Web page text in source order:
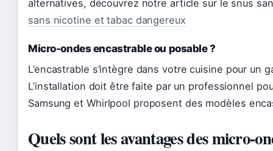
alternatives, découvrez notre article sur le snus
sans nicotine et tabac dangereux
Micro-ondes encastrable ou posable ?
L’encastrable s’intègre dans votre cuisine pour un
L’installation doit être faite par un professionnel
Samsung et Whirlpool proposent des modèles
Quels sont les avantages des micro-